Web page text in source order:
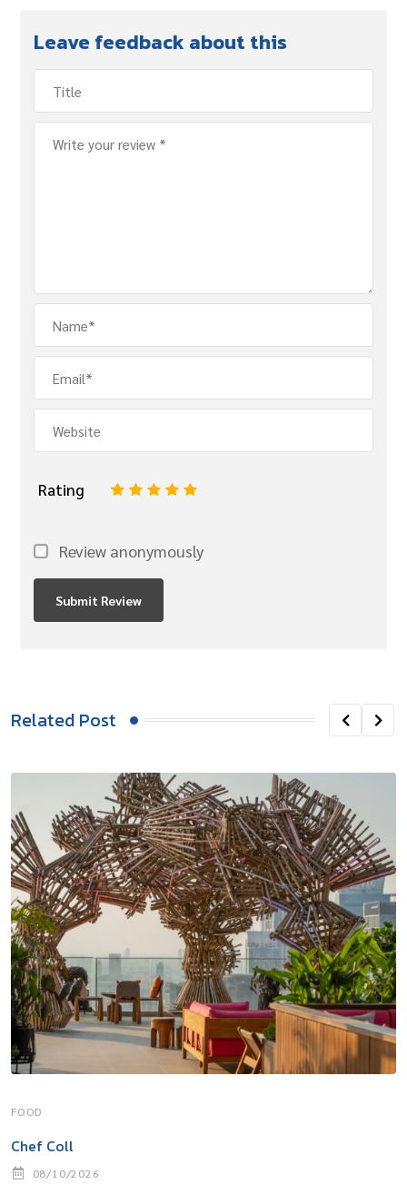
Leave feedback about this
Rating 5
4
3
2
Review anonymously
Related Post
FOOD
Chef Coll
08/10/2026